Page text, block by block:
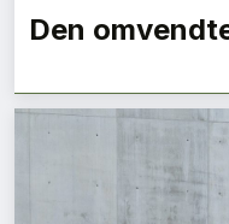
Den